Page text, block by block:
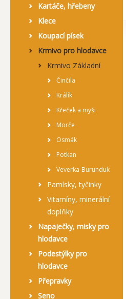
Kartáče, hřebeny
Klece
Koupací písek
Krmivo pro hlodavce
Krmivo Základní
Činčila
Králík
Křeček a myši
Morče
Osmák
Potkan
Veverka-Burunduk
Pamlsky, tyčinky
Vitamíny, minerální
doplňky
Napaječky, misky pro
hlodavce
Podestýlky pro
hlodavce
Přepravky
Seno